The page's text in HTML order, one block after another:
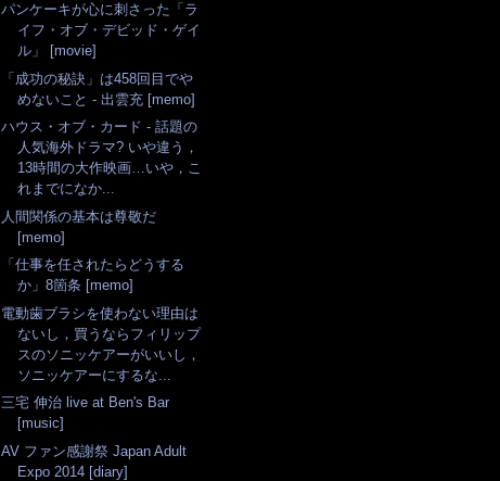
パンケーキが心に刺さった「ラ
イフ・オブ・デビッド・ゲイ
ル」 [movie]
「成功の秘訣」は458回目でや
めないこと - 出雲充 [memo]
ハウス・オブ・カード - 話題の
人気海外ドラマ? いや違う，
13時間の大作映画…いや，こ
れまでになか...
人間関係の基本は尊敬だ
[memo]
「仕事を任されたらどうする
か」8箇条 [memo]
電動歯ブラシを使わない理由は
ないし，買うならフィリップ
スのソニッケアーがいいし，
ソニッケアーにするな...
三宅 伸治 live at Ben's Bar
[music]
AV ファン感謝祭 Japan Adult
Expo 2014 [diary]